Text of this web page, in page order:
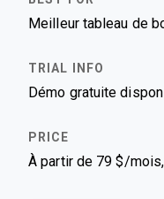
Meilleur tableau de
Démo gratuite
À partir de 79 $/